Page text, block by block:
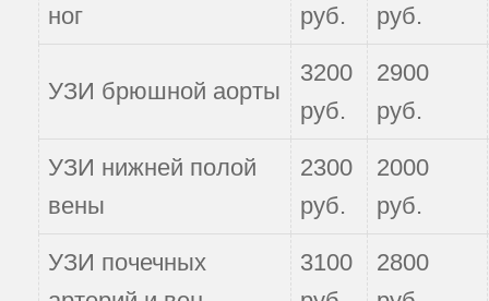
ног
руб.
руб.
УЗИ брюшной аорты
3200
руб.
2900
руб.
УЗИ нижней полой
вены
2300
руб.
2000
руб.
УЗИ почечных
3100
2800